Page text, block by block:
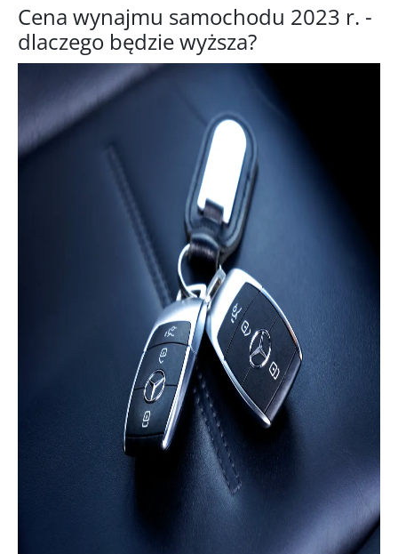
Cena wynajmu samochodu 2023 r. -
dlaczego będzie wyższa?